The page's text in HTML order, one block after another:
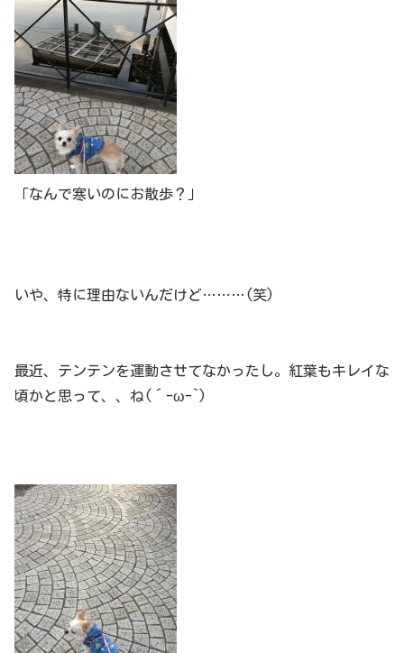
「なんで寒いのにお散歩？」
いや、特に理由ないんだけど………(笑)
最近、テンテンを運動させてなかったし。紅葉もキレイな
頃かと思って、、ね(´-ω-`)